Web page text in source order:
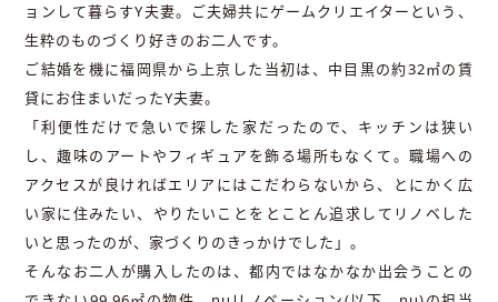
ョンして暮らすY夫妻。ご夫婦共にゲームクリエイターという、
生粋のものづくり好きのお二人です。
ご結婚を機に福岡県から上京した当初は、中目黒の約32㎡の賃
貸にお住まいだったY夫妻。
「利便性だけで急いで探した家だったので、キッチンは狭い
し、趣味のアートやフィギュアを飾る場所もなくて。職場への
アクセスが良ければエリアにはこだわらないから、とにかく広
い家に住みたい、やりたいことをとことん追求してリノベした
いと思ったのが、家づくりのきっかけでした」。
そんなお二人が購入したのは、都内ではなかなか出会うことの